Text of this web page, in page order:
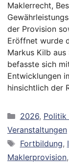
Maklerrecht,
der Provision
Eröffnet wurde
Markus Kilb
befasste sich
Entwicklungen
hinsichtlich der
Kategorien
2026, Politik
Veranstaltungen
Schlagwörter
Fortbildung,
Maklerprovision,